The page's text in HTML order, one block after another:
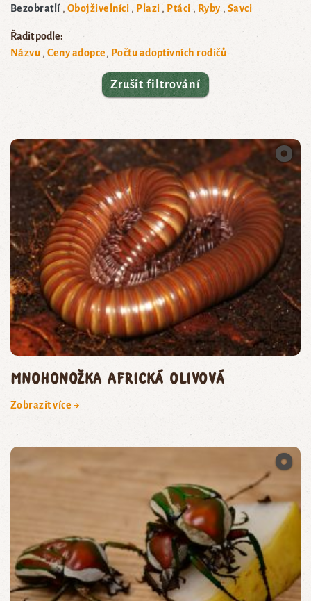
Bezobratlí
Obojživelníci Plazi Ptáci Ryby Savci
Řadit podle:
Názvu
Ceny adopce Počtu adoptivních rodičů
Zrušit filtrování
mnohonožka africká olivová
Zobrazit více →